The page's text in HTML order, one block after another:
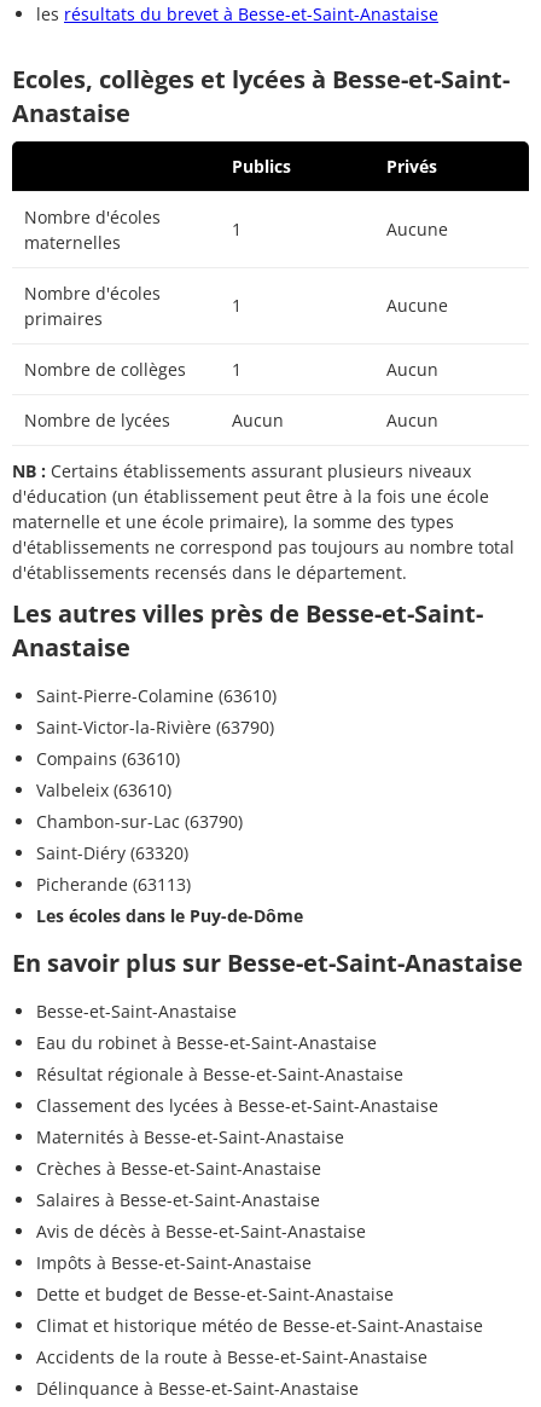
les résultats du brevet à Besse-et-Saint-Anastaise
Ecoles, collèges et lycées à Besse-et-Saint-
Anastaise
Publics Privés
Nombre d'écoles
maternelles
1 Aucune
Nombre d'écoles
primaires
1 Aucune
Nombre de collèges 1 Aucun
Nombre de lycées Aucun Aucun
NB : Certains établissements assurant plusieurs niveaux
d'éducation (un établissement peut être à la fois une école
maternelle et une école primaire), la somme des types
d'établissements ne correspond pas toujours au nombre total
d'établissements recensés dans le département.
Les autres villes près de Besse-et-Saint-
Anastaise
Saint-Pierre-Colamine (63610)
Saint-Victor-la-Rivière (63790)
Compains (63610)
Valbeleix (63610)
Chambon-sur-Lac (63790)
Saint-Diéry (63320)
Picherande (63113)
Les écoles dans le Puy-de-Dôme
En savoir plus sur Besse-et-Saint-Anastaise
Besse-et-Saint-Anastaise
Eau du robinet à Besse-et-Saint-Anastaise
Résultat régionale à Besse-et-Saint-Anastaise
Classement des lycées à Besse-et-Saint-Anastaise
Maternités à Besse-et-Saint-Anastaise
Crèches à Besse-et-Saint-Anastaise
Salaires à Besse-et-Saint-Anastaise
Avis de décès à Besse-et-Saint-Anastaise
Impôts à Besse-et-Saint-Anastaise
Dette et budget de Besse-et-Saint-Anastaise
Climat et historique météo de Besse-et-Saint-Anastaise
Accidents de la route à Besse-et-Saint-Anastaise
Délinquance à Besse-et-Saint-Anastaise